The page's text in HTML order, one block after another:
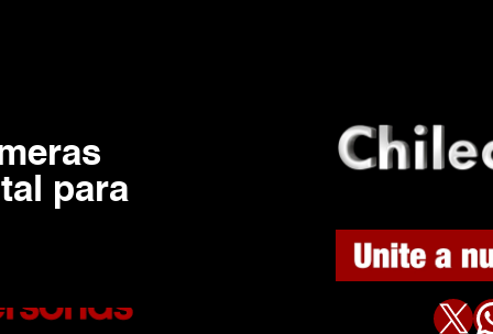
para
X WhatsApp